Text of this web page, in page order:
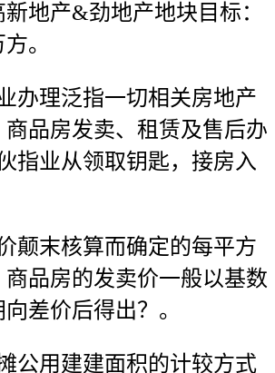
地产&劲地产地块目标：
。
理泛指一切相关房地产
品房发卖、租赁及售后办
指业从领取钥匙，接房入
末核算而确定的每平方
品房的发卖价一般以基数
差价后得出？。
用建建面积的计较方式